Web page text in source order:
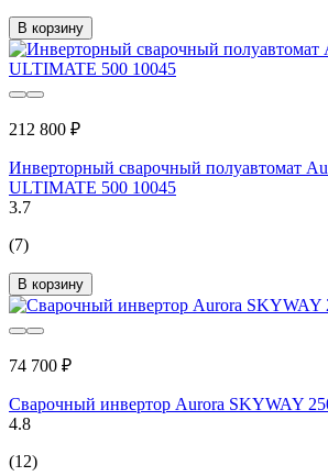
В корзину
212 800 ₽
Инверторный сварочный полуавтомат
ULTIMATE 500 10045
3.7
(7)
В корзину
74 700 ₽
Сварочный инвертор Aurora SKYWAY
4.8
(12)